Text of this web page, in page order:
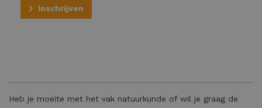
Inschrijven
Heb je moeite met het vak natuurkunde of wil je graag de